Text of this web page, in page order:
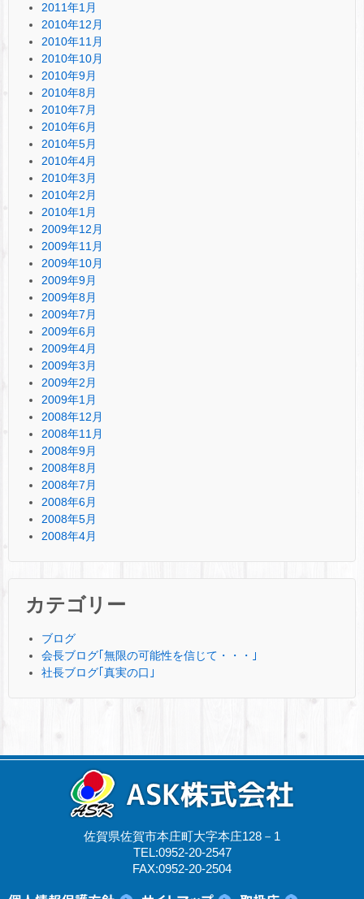
2011年1月
2010年12月
2010年11月
2010年10月
2010年9月
2010年8月
2010年7月
2010年6月
2010年5月
2010年4月
2010年3月
2010年2月
2010年1月
2009年12月
2009年11月
2009年10月
2009年9月
2009年8月
2009年7月
2009年6月
2009年4月
2009年3月
2009年2月
2009年1月
2008年12月
2008年11月
2008年9月
2008年8月
2008年7月
2008年6月
2008年5月
2008年4月
カテゴリー
ブログ
会長ブログ｢無限の可能性を信じて・・・｣
社長ブログ｢真実の口｣
佐賀県佐賀市本庄町大字本庄128－1
TEL:0952-20-2547
FAX:0952-20-2504